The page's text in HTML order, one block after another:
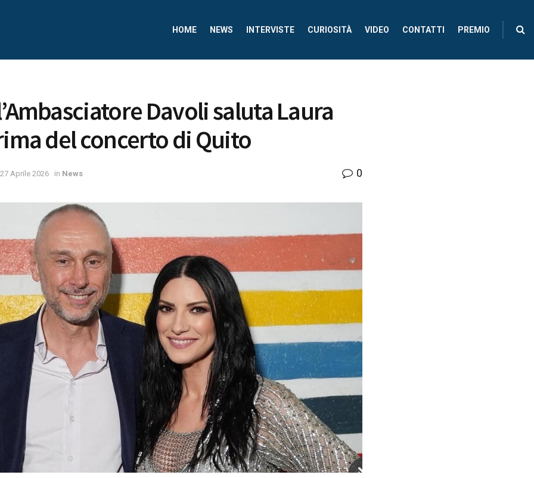
HOME NEWS INTERVISTE CURIOSITÀ VIDEO CONTATTI PREMIO
Davoli saluta Laura
del concerto di Quito
27 Aprile 2026 in News 0